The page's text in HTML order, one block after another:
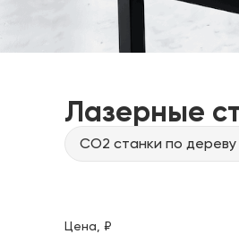
Лазерные
CO2 станки по
Цена, ₽